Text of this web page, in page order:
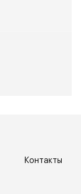
Контакты